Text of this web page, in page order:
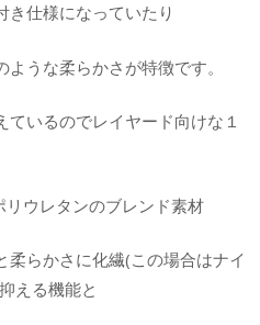
き仕様になっていたり
うな柔らかさが特徴です。
いるのでレイヤード向けな１
ウレタンのブレンド素材
柔らかさに化繊(この場合はナイ
える機能と